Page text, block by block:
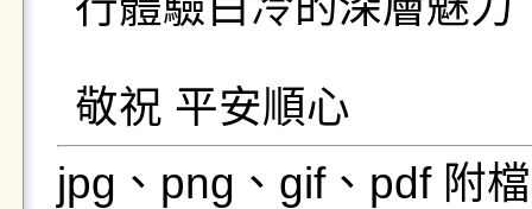
敬祝 平安順心
jpg、png、gif、pdf 附